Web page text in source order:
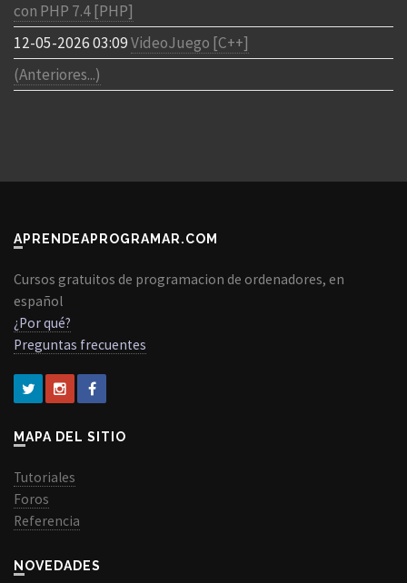
con PHP 7.4 [PHP]
12-05-2026 03:09VideoJuego [C++]
(Anteriores...)
APRENDEAPROGRAMAR.COM
Cursos gratuitos de programacion de ordenadores, en
español
¿Por qué?
Preguntas frecuentes
MAPA DEL SITIO
Tutoriales
Foros
Referencia
NOVEDADES